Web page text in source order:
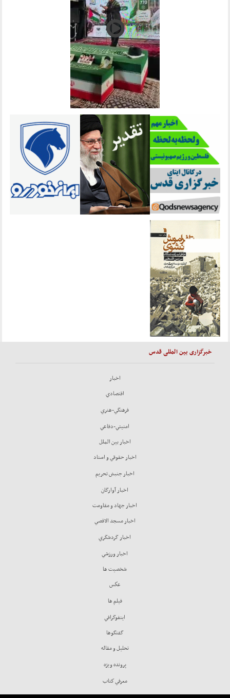
خبرگزاری بین المللی قدس
اخبار
اقتصادي
فرهنگي-هنري
امنيتي-دفاعي
اخبار بين الملل
اخبار حقوقي و اسناد
اخبار جنبش تحريم
اخبار آوارگان
اخبار جهاد و مقاومت
اخبار مسجد الاقصي
اخبار گردشگري
اخبار ورزشي
شخصيت ها
عكس
فيلم ها
اينفوگرافي
گفتگوها
تحليل و مقاله
پرونده ويژه
معرفي كتاب